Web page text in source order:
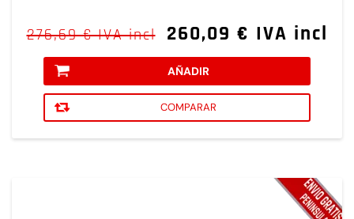
276,69 € IVA incl 260,09 € IVA incl
AÑADIR
COMPARAR